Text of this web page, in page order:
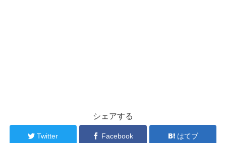
シェアする
Twitter Facebook はてブ